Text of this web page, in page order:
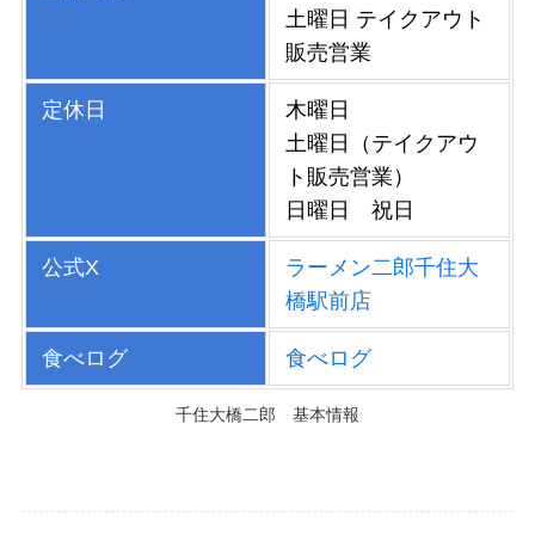
土曜日 テイクアウト
販売営業
定休日
木曜日
土曜日（テイクアウ
ト販売営業）
日曜日 祝日
公式X
ラーメン二郎千住大
橋駅前店
食べログ 食べログ
千住大橋二郎 基本情報